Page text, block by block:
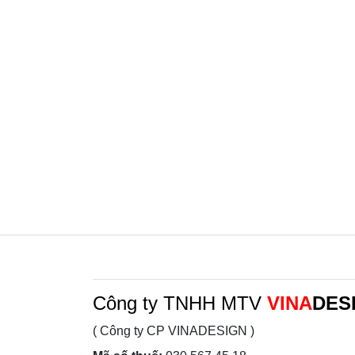
Công ty TNHH MTV VINA
( Công ty CP VINADESIGN )